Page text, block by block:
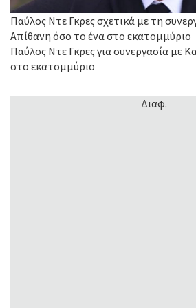
Παύλος Ντε Γκρες σχετικά με τη
Απίθανη όσο το ένα στο εκατομμύριο
Παύλος Ντε Γκρες για συνεργασία με
στο εκατομμύριο
Διαφ.